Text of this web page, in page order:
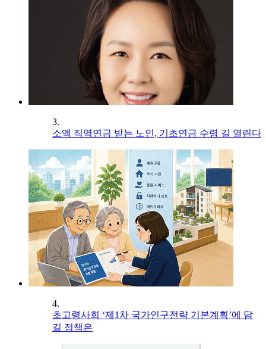
3.
소액 직역연금 받는 노인, 기초연금 수령 길 열린다
4.
초고령사회 ‘제1차 국가인구전략 기본계획’에 담
길 정책은